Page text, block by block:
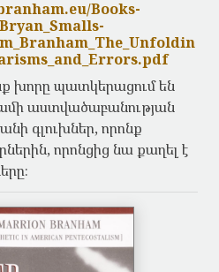
Books-
խորը պատկերացում են
աստվածաբանության
գլուխներ, որոնք
որոնցից նա քաղել է